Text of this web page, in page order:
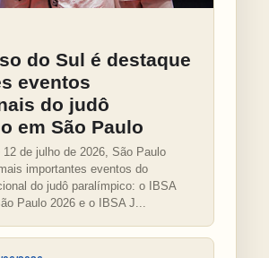
do Sul é destaque
eventos
do judô
em São Paulo
de julho de 2026, São Paulo
importantes eventos do
do judô paralímpico: o IBSA
Paulo 2026 e o IBSA J...